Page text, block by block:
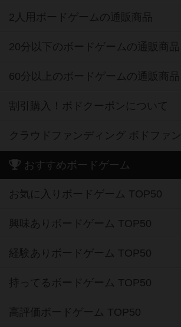
2人用ボードゲームの通販商品
20分以下のボードゲームの通販商品
60分以上のボードゲームの通販商品
割引購入！ボドクーポンについて
クラウドファンディング ボドファン
おすすめボードゲーム
お気に入りボードゲーム TOP50
興味ありボードゲーム TOP50
経験ありボードゲーム TOP50
持ってるボードゲーム TOP50
高評価ボードゲーム TOP50